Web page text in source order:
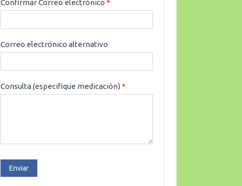
Confirmar Correo electrónico*
Correo electrónico alternativo
Consulta (especifique medicación)*
Enviar